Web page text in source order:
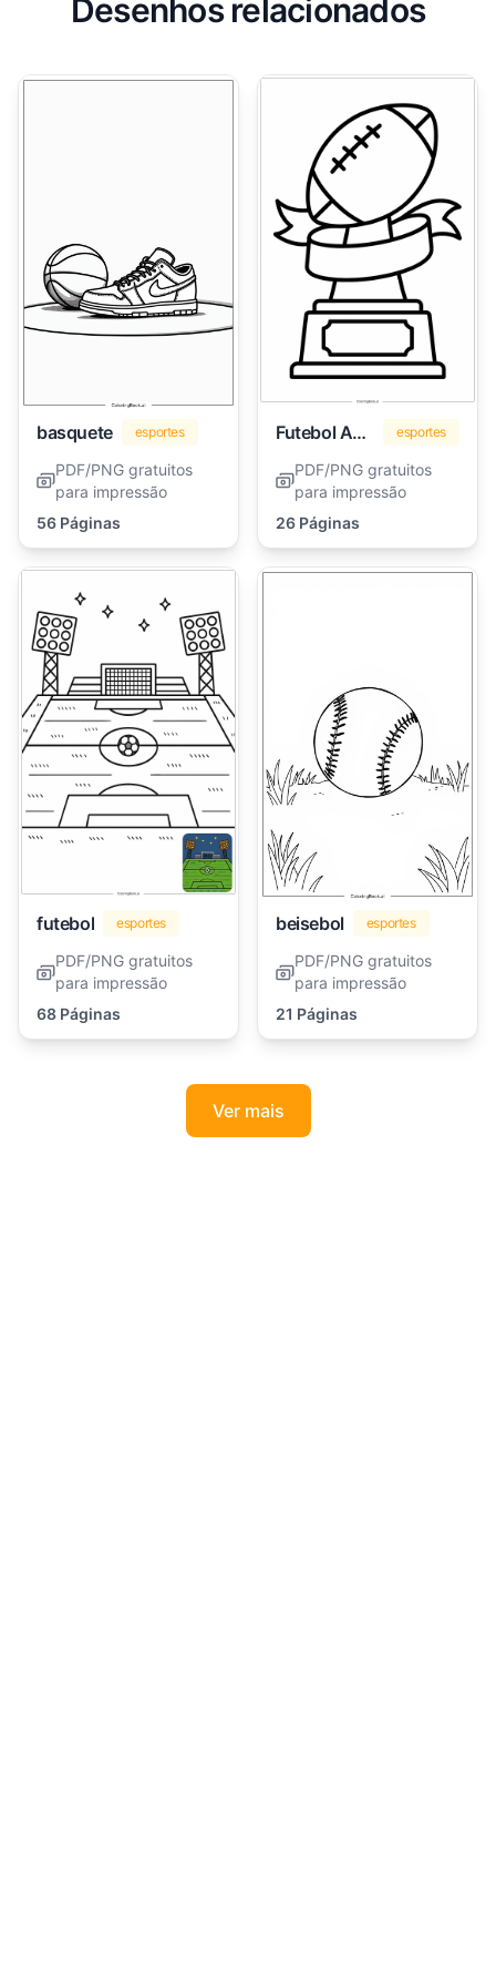
Desenhos relacionados
basquete esportes
PDF/PNG gratuitos
para impressão
56 Páginas
Futebol Americano esportes
PDF/PNG gratuitos
para impressão
26 Páginas
futebol esportes
PDF/PNG gratuitos
para impressão
68 Páginas
beisebol esportes
PDF/PNG gratuitos
para impressão
21 Páginas
Ver mais